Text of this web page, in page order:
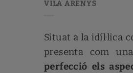
Situat a la idíl·lica
presenta com
perfecció els